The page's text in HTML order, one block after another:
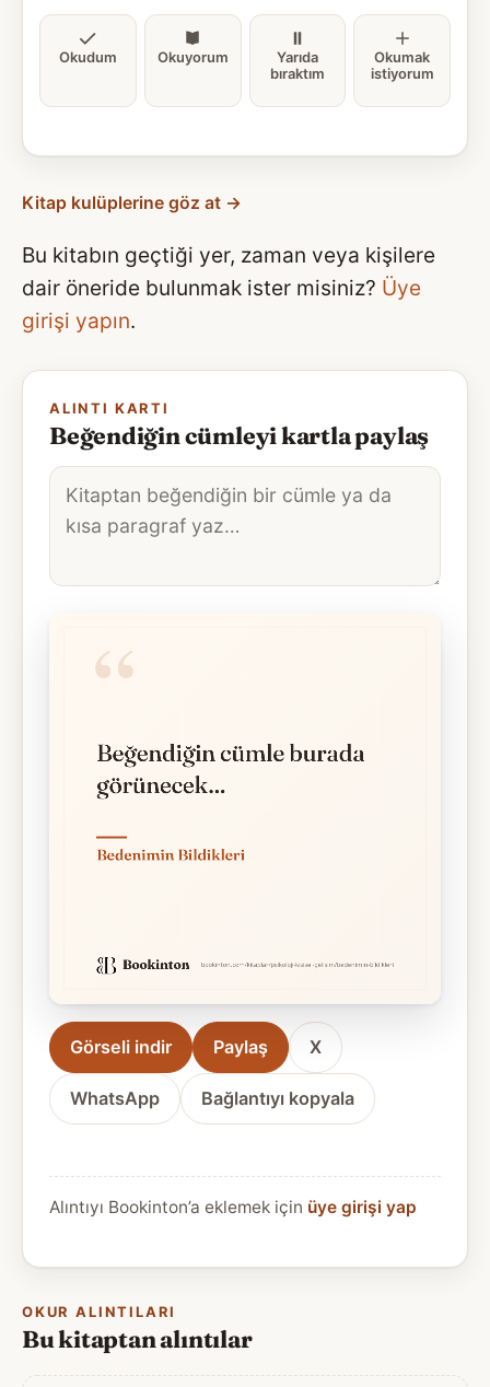
Okudum Okuyorum
Yarıda
bıraktım
Okumak
istiyorum
Kitap kulüplerine göz at →
Bu kitabın geçtiği yer, zaman veya kişilere
dair öneride bulunmak ister misiniz? Üye
girişi yapın.
ALINTI KARTI
Beğendiğin cümleyi kartla paylaş
Alıntı
metni
Görseli indir Paylaş X
WhatsApp Bağlantıyı kopyala
Alıntıyı Bookinton’a eklemek için üye girişi yap
OKUR ALINTILARI
Bu kitaptan alıntılar